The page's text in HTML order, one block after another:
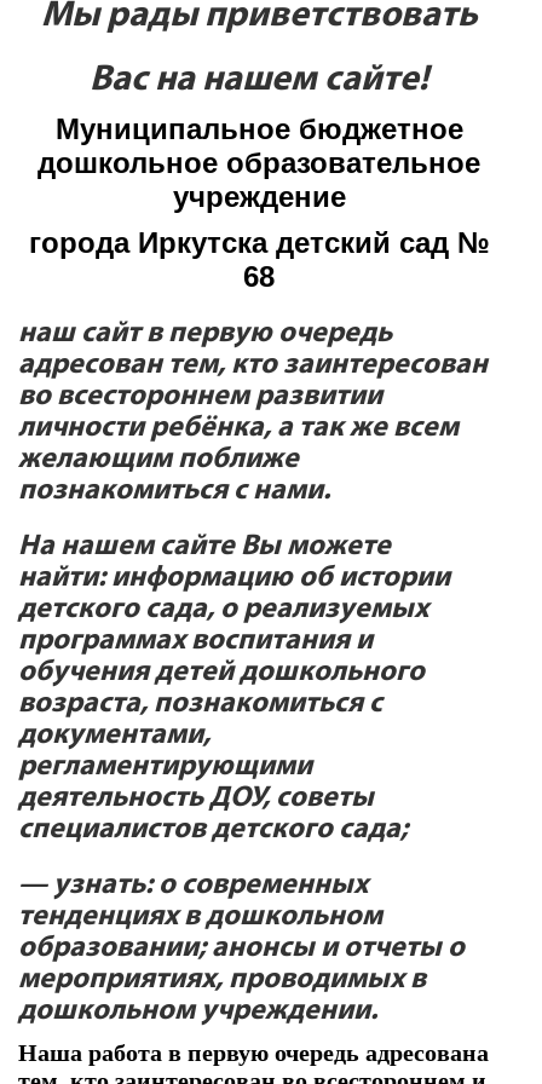
Мы рады приветствовать
Вас на нашем сайте!
Муниципальное бюджетное
дошкольное образовательное
учреждение
города Иркутска детский сад №
68
наш сайт в первую очередь
адресован тем, кто заинтересован
во всестороннем развитии
личности ребёнка, а так же всем
желающим поближе
познакомиться с нами.
На нашем сайте Вы можете
найти:информацию об истории
детского сада, о реализуемых
программах воспитания и
обучения детей дошкольного
возраста, познакомиться с
документами,
регламентирующими
деятельность ДОУ, советы
специалистов детского сада;
— узнать: о современных
тенденциях в дошкольном
образовании; анонсы и отчеты о
мероприятиях, проводимых в
дошкольном учреждении.
Наша работа в первую очередь адресована